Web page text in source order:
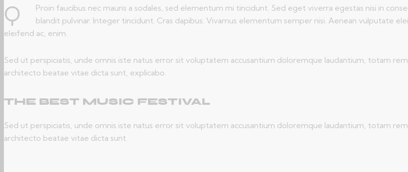
Q
Proin faucibus nec mauris a sodales, sed elementum mi tincidunt. Sed eget viverra egestas nisi in
blandit pulvinar. Integer tincidunt. Cras dapibus. Vivamus elementum semper nisi. Aenean vulputate
eleifend ac, enim.
Sed ut perspiciatis, unde omnis iste natus error sit voluptatem accusantium doloremque laudantium, totam
architecto beatae vitae dicta sunt, explicabo.
THE BEST MUSIC FESTIVAL
Sed ut perspiciatis, unde omnis iste natus error sit voluptatem accusantium doloremque laudantium, totam
architecto beatae vitae dicta sunt.